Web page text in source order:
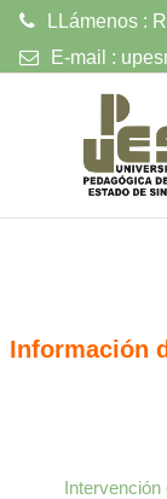
LLámenos :
E-mail :
Información
Intervención